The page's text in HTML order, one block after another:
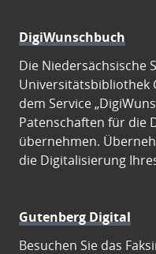
DigiWunschbuch
Die Niedersächsische
Universitätsbibliothek
dem Service
Patenschaften für die
übernehmen.
die Digitalisierung
Gutenberg Digital
Besuchen Sie das